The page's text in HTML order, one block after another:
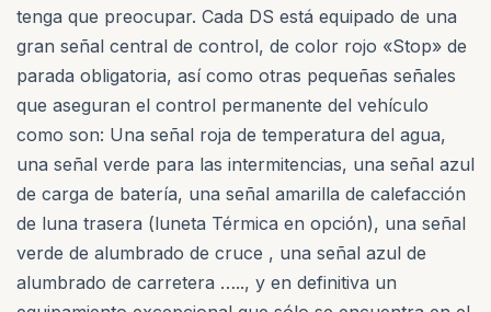
tenga que preocupar. Cada DS está equipado de una
gran señal central de control, de color rojo «Stop» de
parada obligatoria, así como otras pequeñas señales
que aseguran el control permanente del vehículo
como son: Una señal roja de temperatura del agua,
una señal verde para las intermitencias, una señal azul
de carga de batería, una señal amarilla de calefacción
de luna trasera (luneta Térmica en opción), una señal
verde de alumbrado de cruce , una señal azul de
alumbrado de carretera ….., y en definitiva un